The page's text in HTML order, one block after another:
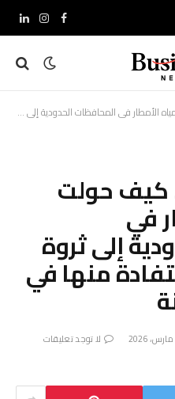
فيسبوكالانستغرام
إلى ثروة بتجميعها والاستفادة منها في زراعة آلاف الأفدنة
كيف حولت
في
إلى ثروة
منها في
لا توجد تعليقات